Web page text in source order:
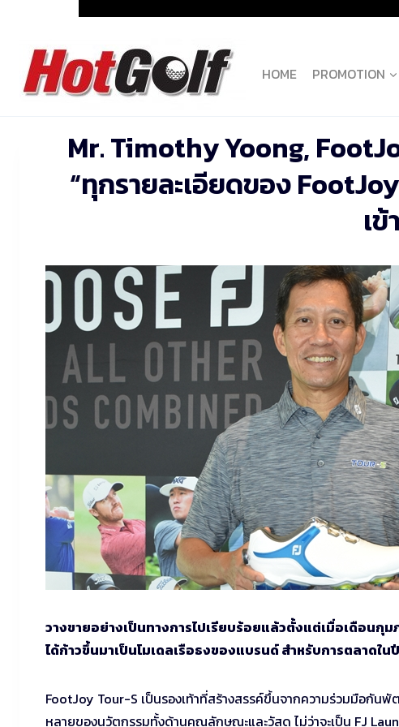
content
HOME PROMOTION
Mr. Timothy Yoong,
“ทุกรายละเอียดของ
เข้
วางขายอย่างเป็นทางการไปเรียบร้อยแล้วตั้งแต่เมื่อเดือนกุ
ได้ก้าวขึ้นมาเป็นโมเดลเรือธงของแบรนด์ สำหรับการตลาดใน
FootJoy Tour-S เป็นรองเท้าที่สร้างสรรค์ขึ้นจากความร่วมมือกั
หลายของนวัตกรรมทั้งด้านคุณลักษณะและวัสดุ ไม่ว่าจะเป็น FJ